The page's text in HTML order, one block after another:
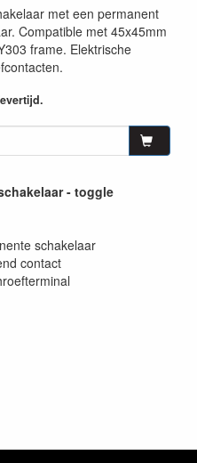
met een permanent
Compatible met 45x45mm
frame. Elektrische
- toggle
schakelaar
contact